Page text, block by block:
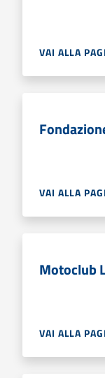
VAI ALLA
VAI ALLA
Motoclub
VAI ALLA